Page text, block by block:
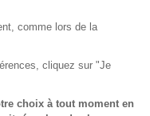
comme lors de la
cliquez sur "Je
choix à tout moment en